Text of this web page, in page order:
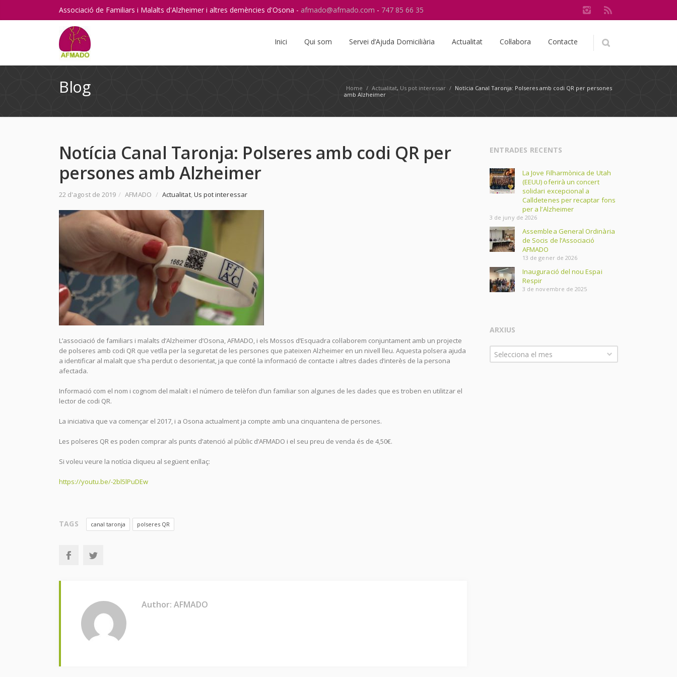
Associació de Familiars i Malalts d'Alzheimer i altres demències d'Osona - afmado@afmado.com - 747 85 66 35
Instagram
RSS
Inici Qui som Servei d’Ajuda Domiciliària Actualitat Col·labora Contacte
Home / Actualitat, Us pot interessar / Notícia Canal Taronja: Polseres amb codi QR per persones
amb Alzheimer
Blog
Notícia Canal Taronja: Polseres amb codi QR per
persones amb Alzheimer
22 d'agost de 2019 / AFMADO / Actualitat,Us pot interessar
L’associació de familiars i malalts d’Alzheimer d’Osona, AFMADO, i els Mossos d’Esquadra col·laborem conjuntament amb un projecte
de polseres amb codi QR que vetlla per la seguretat de les persones que pateixen Alzheimer en un nivell lleu. Aquesta polsera ajuda
a identificar al malalt que s’ha perdut o desorientat, ja que conté la informació de contacte i altres dades d’interès de la persona
afectada.
Informació com el nom i cognom del malalt i el número de telèfon d’un familiar son algunes de les dades que es troben en utilitzar el
lector de codi QR.
La iniciativa que va començar el 2017, i a Osona actualment ja compte amb una cinquantena de persones.
Les polseres QR es poden comprar als punts d’atenció al públic d’AFMADO i el seu preu de venda és de 4,50€.
Si voleu veure la notícia cliqueu al següent enllaç:
https://youtu.be/-2bl5lPuDEw
TAGS canal taronja polseres QR
Author: AFMADO
ENTRADES RECENTS
La Jove Filharmònica de Utah
(EEUU) oferirà un concert
solidari excepcional a
Calldetenes per recaptar fons
per a l’Alzheimer
3 de juny de 2026
Assemblea General Ordinària
de Socis de l’Associació
AFMADO
13 de gener de 2026
Inauguració del nou Espai
Respir
3 de novembre de 2025
ARXIUS
Arxius
Selecciona el mes